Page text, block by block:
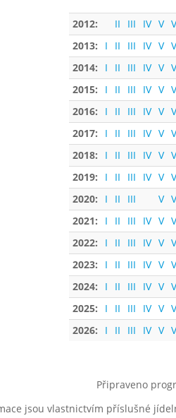
2012: II III IV V
2013:
I II III IV V
2014:
I II III IV V
2015:
I II III IV V
2016:
I II III IV V
2017:
I II III IV V
2018:
I II III IV V
2019:
I II III IV V
2020:
I II III V
2021:
I II III IV V
2022:
I II III IV V
2023:
I II III IV V
2024:
I II III IV V
2025:
I II III IV V
2026:
I II III IV V
Připraveno
jsou vlastnictvím příslušné